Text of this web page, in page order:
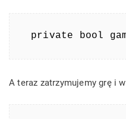
private bool
A teraz zatrzymujemy grę i